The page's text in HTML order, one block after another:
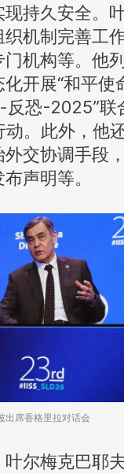
持久安全。
机制完善工
机构等。他
开展“和平使
反恐-2025”联
动。此外，他
交协调手段
声明等。
出席香格里拉对话会
叶尔梅克巴耶